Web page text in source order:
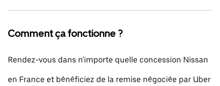
Comment ça fonctionne ?
Rendez-vous dans n'importe quelle concession Nissan
en France et bénéficiez de la remise négociée par Uber